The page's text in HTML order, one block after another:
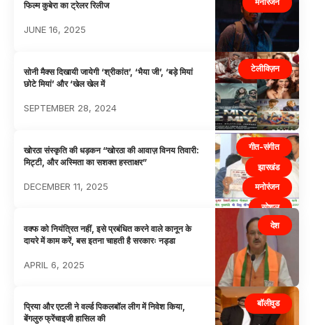
फिल्म कुबेरा का ट्रेलर रिलीज
JUNE 16, 2025
टेलीविज़न
सोनी मैक्स दिखायी जायेगी ‘श्रीकांत’, ‘भैया जी’, ‘बड़े मियां
छोटे मियां’ और ‘खेल खेल में
SEPTEMBER 28, 2024
गीत-संगीत
झारखंड
मनोरंजन
सोशल
खोरठा संस्कृति की धड़कन “खोरठा की आवाज़ विनय तिवारी:
मिट्टी, और अस्मिता का सशक्त हस्ताक्षर”
DECEMBER 11, 2025
देश
वक्फ को नियंत्रित नहीं, इसे प्रबंधित करने वाले कानून के
दायरे में काम करें, बस इतना चाहती है सरकारः नड्डा
APRIL 6, 2025
बॉलीवुड
प्रिया और एटली ने वर्ल्ड पिकलबॉल लीग में निवेश किया,
बेंगलुरु फ्रेंचाइजी हासिल की